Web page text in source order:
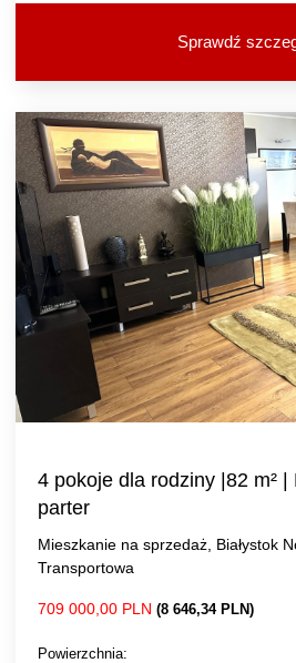
Sprawdź
4 pokoje dla rodziny |82 m² |
parter
Mieszkanie na sprzedaż, Białystok
Transportowa
709 000,00 PLN (8 646,34 PLN)
Powierzchnia: